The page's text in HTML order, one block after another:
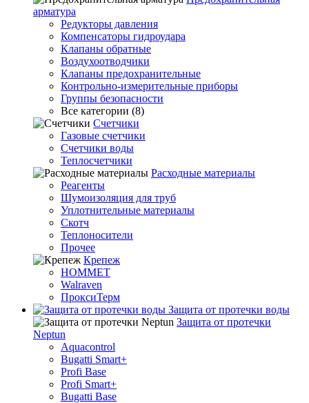
арматура
Редукторы давления
Компенсаторы гидроудара
Клапаны обратные
Воздухоотводчики
Клапаны предохранительные
Контрольно-измерительные приборы
Группы безопасности
Все категории (8)
Счетчики
Газовые счетчики
Счетчики воды
Теплосчетчики
Расходные материалы
Реагенты
Шумоизоляция для труб
Уплотнительные материалы
Скотч
Теплоносители
Прочее
Крепеж
HOMMET
Walraven
ПроксиТерм
Защита от протечки воды
Защита от протечки
Neptun
Aquacontrol
Bugatti Smart+
Profi Base
Profi Smart+
Bugatti Base